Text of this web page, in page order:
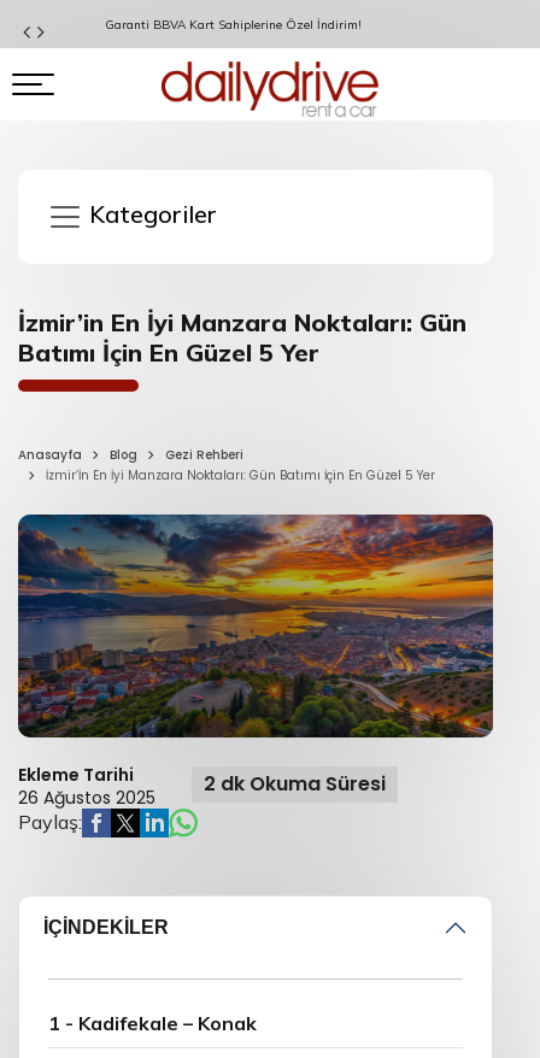
Garanti BBVA Kart Sahiplerine Özel İndirim!
İzmir’in En İyi Manzara Noktaları: Gün
Batımı İçin En Güzel 5 Yer
Anasayfa Blog
Gezi Rehberi
İzmir’İn En İyi Manzara Noktaları: Gün Batımı İçin En Güzel 5 Yer
Ekleme Tarihi
26 Ağustos 2025
2 dk Okuma Süresi
Paylaş:
İÇİNDEKİLER
1 - Kadifekale – Konak
Kategoriler